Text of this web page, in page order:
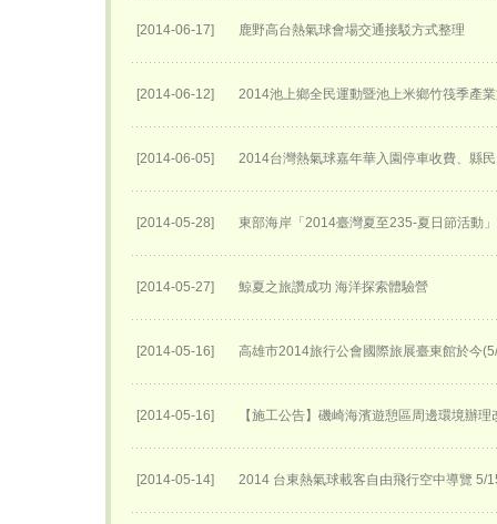
[2014-06-17] 鹿野高台熱氣球會場交通接駁方式整理
[2014-06-12] 2014池上鄉全民運動暨池上米鄉竹筏季產
[2014-06-05] 2014台灣熱氣球嘉年華入園停車收費、縣
[2014-05-28] 東部海岸「2014臺灣夏至235-夏日節活動
[2014-05-27] 鯨夏之旅讚成功 海洋探索體驗營
[2014-05-16] 高雄市2014旅行公會國際旅展臺東館於今
[2014-05-16] 【施工公告】磯崎海濱遊憩區周邊環境辦理
[2014-05-14] 2014 台東熱氣球載客自由飛行空中導覽 5/